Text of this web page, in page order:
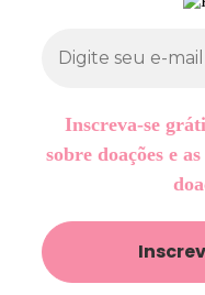
Inscreva-se
sobre doações e